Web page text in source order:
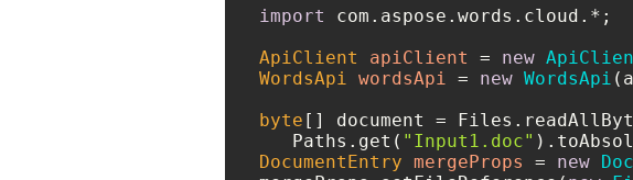
import
com.aspose.words.cloud.*;
ApiClient
apiClient = new
WordsApi wordsApi = new WordsApi
byte [] document =
   Paths.get(
"Input1.doc"
DocumentEntry mergeProps = new